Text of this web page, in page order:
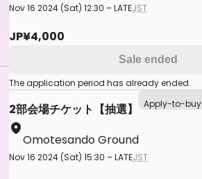
Nov 16 2024 (Sat) 12:30 – LATEJST
JP¥4,000
Sale ended
The application period has already ended.
2部会場チケット【抽選】 Apply-to-buy
Omotesando Ground
Nov 16 2024 (Sat) 15:30 – LATEJST